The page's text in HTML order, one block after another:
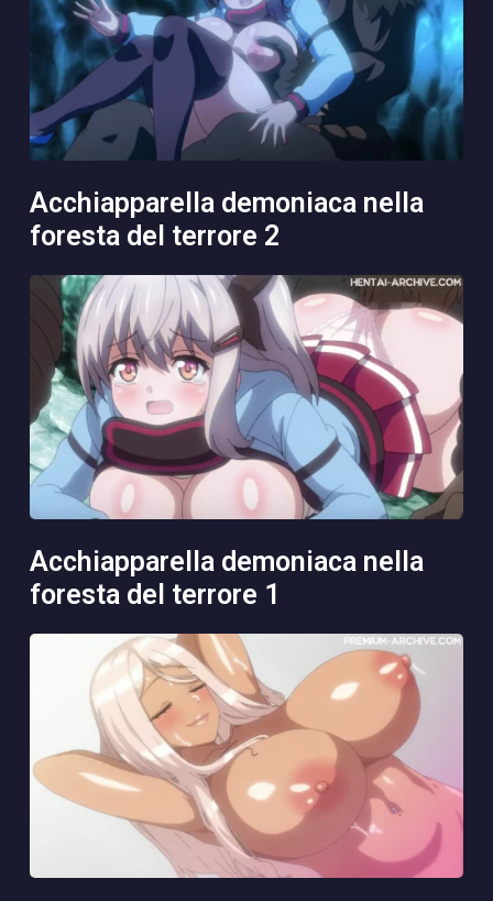
acchiapparella demoniaca nella
foresta del terrore 2
acchiapparella demoniaca nella
foresta del terrore 1